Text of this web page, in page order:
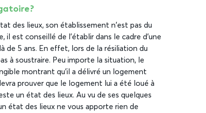
?
des lieux, son établissement n’est pas du
est conseillé de l’établir dans le cadre d’une
de 5 ans. En effet, lors de la résiliation du
à soustraire. Peu importe la situation, le
montrant qu’il a délivré un logement
prouver que le logement lui a été loué à
un état des lieux. Au vu de ses quelques
état des lieux ne vous apporte rien de